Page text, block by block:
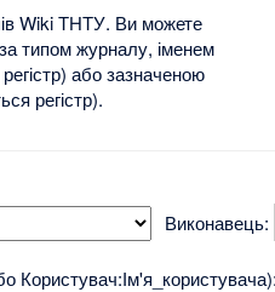
Wiki ТНТУ. Ви можете
типом журналу, іменем
або зазначеною
регістр).
Виконавець: